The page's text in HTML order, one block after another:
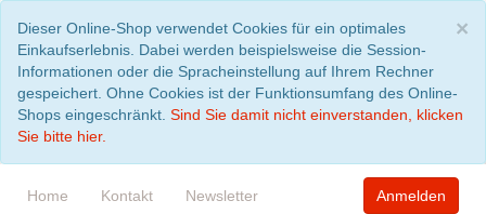
×
Dieser Online-Shop verwendet Cookies für ein optimales
Einkaufserlebnis. Dabei werden beispielsweise die Session-
Informationen oder die Spracheinstellung auf Ihrem Rechner
gespeichert. Ohne Cookies ist der Funktionsumfang des Online-
Shops eingeschränkt. Sind Sie damit nicht einverstanden, klicken
Sie bitte hier.
Home Kontakt
Newsletter
Anmelden